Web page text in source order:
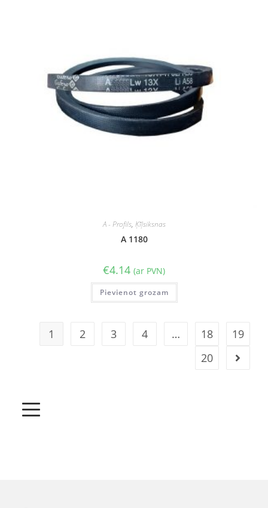
A - Profils, Ķīļsiksnas
A 1180
€4.14 (ar PVN)
Pievienot grozam
1 2 3 4 … 18
19
20